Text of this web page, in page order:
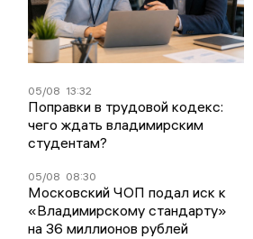
05/08 13:32
Поправки в трудовой кодекс:
чего ждать владимирским
студентам?
05/08 08:30
Московский ЧОП подал иск к
«Владимирскому стандарту»
на 36 миллионов рублей